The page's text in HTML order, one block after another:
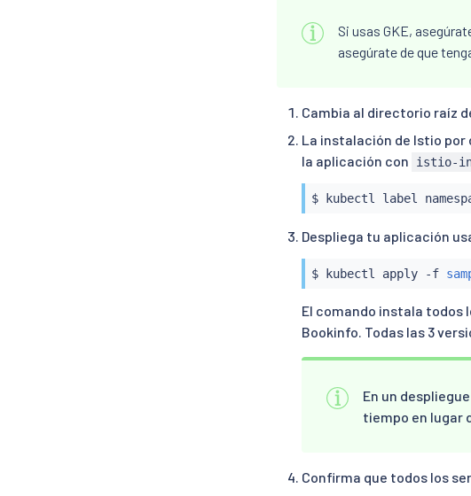
Si usas GKE,
asegúrate de que
Cambia al directorio raíz
La instalación de Istio por
la aplicación con
istio-
$ kubectl label
Despliega tu aplicación
$ kubectl apply -f
El comando instala todos
Bookinfo. Todas las 3
En un
tiempo en lugar
Confirma que todos los